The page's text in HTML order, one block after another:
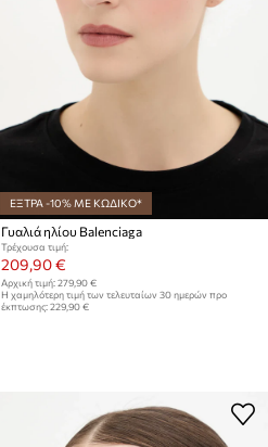
ΕΞΤΡΑ -10% ΜΕ ΚΩΔΙΚΟ*
Γυαλιά ηλίου Balenciaga
Τρέχουσα τιμή:
209,90 €
Αρχική τιμή: 279,90 €
Η χαμηλότερη τιμή των τελευταίων 30 ημερών προ
έκπτωσης: 229,90 €